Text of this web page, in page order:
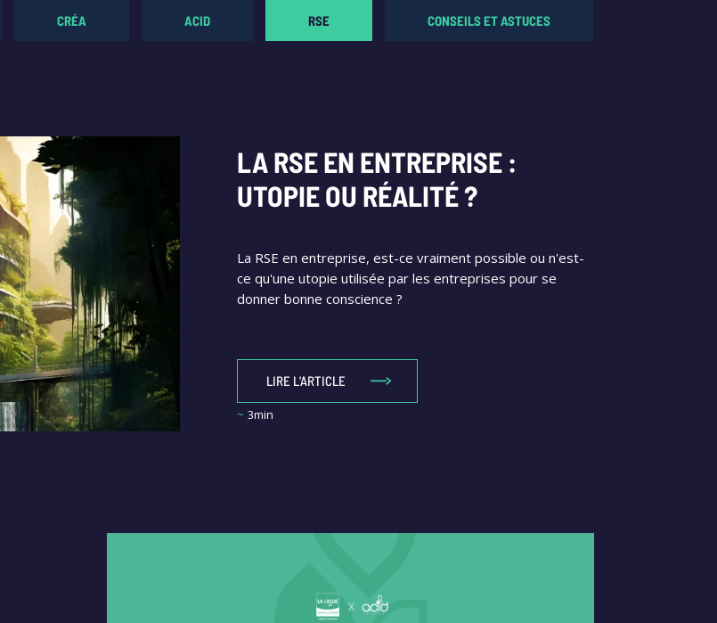
CRÉA ACID RSE CONSEILS ET ASTUCES
LA RSE EN ENTREPRISE :
UTOPIE OU RÉALITÉ ?
La RSE en entreprise, est-ce vraiment possible ou n'est-
ce qu'une utopie utilisée par les entreprises pour se
donner bonne conscience ?
LIRE L'ARTICLE
~ 3min